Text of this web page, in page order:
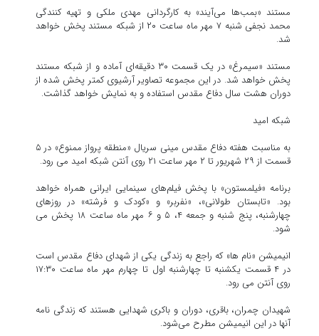
مستند «بمب‌ها می‌آیند» به کارگردانی مهدی ملکی و تهیه کنندگی
محمد نجفی شنبه ۷ مهر ماه ساعت ۲۰ از شبکه مستند پخش خواهد
شد.
مستند «سیمرغ» در یک قسمت ۳۰ دقیقه‌ای آماده و از شبکه مستند
پخش خواهد شد. در این مجموعه تصاویر آرشیوی کمتر پخش شده از
دوران هشت سال دفاع مقدس استفاده و به نمایش خواهد گذاشت.
شبکه امید
به مناسبت هفته دفاع مقدس مینی سریال «منطقه پرواز ممنوع» در ۵
قسمت از ۲۹ شهریور تا ۲ مهر ساعت ۲۱ روی آنتن شبکه امید می رود.
برنامه «فیلمستون» با پخش فیلم‌های سینمایی ایرانی همراه خواهد
بود. «تابستان طولانی»، «نفربر» و «کودک و فرشته» در روزهای
چهارشنبه، پنج شنبه و جمعه ۴، ۵ و ۶ مهر ماه ساعت ۱۸ پخش می
شود.
انیمیشن «نام ها» که راجع به زندگی یکی از شهدای دفاع مقدس است
در ۴ قسمت یکشنبه تا چهارشنبه اول تا چهارم مهر ماه ساعت ۱۷:۳۰
روی آنتن می رود.
شهیدان چمران، باقری، دوران و باکری شهدایی هستند که زندگی نامه
آنها در این انیمیشن مطرح می‌شود.